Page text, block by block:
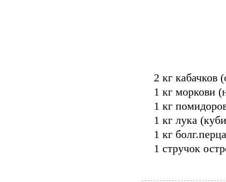
2 кг кабачков
1 кг моркови
1 кг
1 кг лука
1 кг
1 стручок